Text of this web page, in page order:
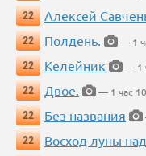
22
Алексей
22
Полдень.
— 1
22
Келейник
— 1
22
Двое.
— 1 час
22
Без названия
22
Восход луны